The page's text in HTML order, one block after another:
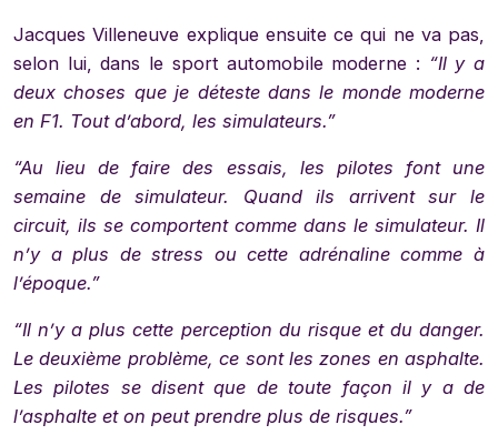
Jacques Villeneuve explique ensuite ce qui ne va pas,
selon lui, dans le sport automobile moderne : “Il y a
deux choses que je déteste dans le monde moderne
en F1. Tout d’abord, les simulateurs.”
“Au lieu de faire des essais, les pilotes font une
semaine de simulateur. Quand ils arrivent sur le
circuit, ils se comportent comme dans le simulateur. Il
n’y a plus de stress ou cette adrénaline comme à
l’époque.”
“Il n’y a plus cette perception du risque et du danger.
Le deuxième problème, ce sont les zones en asphalte.
Les pilotes se disent que de toute façon il y a de
l’asphalte et on peut prendre plus de risques.”